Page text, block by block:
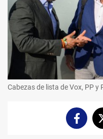
Cabezas de lista de Vox, PP y